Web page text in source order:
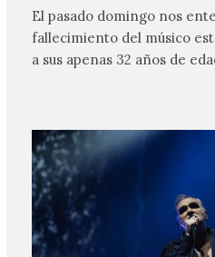
El pasado domingo nos
fallecimiento del músico
a sus apenas 32 años de